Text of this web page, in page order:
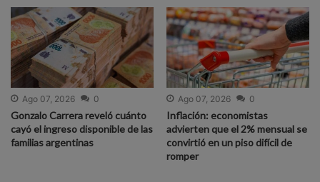
Ago 07, 2026 0
Gonzalo Carrera reveló cuánto
cayó el ingreso disponible de las
familias argentinas
Ago 07, 2026 0
Inflación: economistas
advierten que el 2% mensual se
convirtió en un piso difícil de
romper